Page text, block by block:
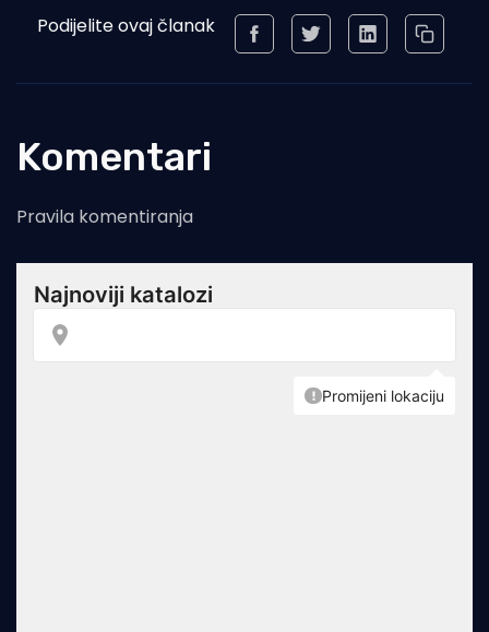
Podijelite ovaj članak
Komentari
Pravila komentiranja